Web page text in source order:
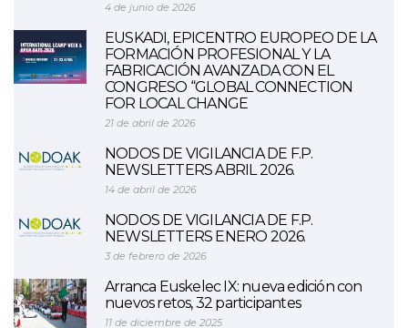
4 de junio de 2026
EUSKADI, EPICENTRO EUROPEO DE LA
FORMACIÓN PROFESIONAL Y LA
FABRICACIÓN AVANZADA CON EL
CONGRESO “GLOBAL CONNECTION
FOR LOCAL CHANGE
21 de abril de 2026
NODOS DE VIGILANCIA DE F.P.
NEWSLETTERS ABRIL 2026.
14 de abril de 2026
NODOS DE VIGILANCIA DE F.P.
NEWSLETTERS ENERO 2026.
3 de febrero de 2026
Arranca Euskelec IX: nueva edición con
nuevos retos, 32 participantes
11 de diciembre de 2025